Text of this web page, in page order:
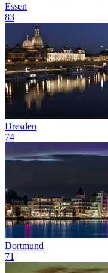
Essen
83
Dresden
74
Dortmund
71